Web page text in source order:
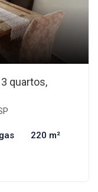
quartos,
220 m²